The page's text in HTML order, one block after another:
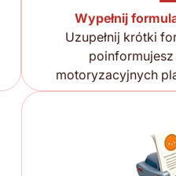
Wypełnij
Uzupełnij krótki
motoryzacyjnych